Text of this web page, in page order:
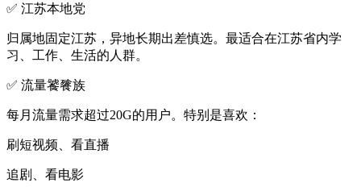
✅ 江苏本地党
归属地固定江苏，异地长期出差慎选。最适合在江苏省内学
习、工作、生活的人群。
✅ 流量饕餮族
每月流量需求超过20G的用户。特别是喜欢：
刷短视频、看直播
追剧、看电影